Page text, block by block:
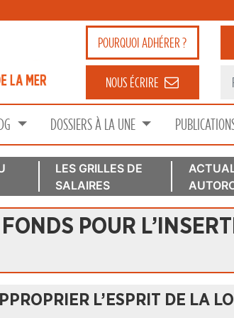
POURQUOIADHÉRER ?
NOUS ÉCRIRE
DOSSIERS À LA UNE
LES GRILLES DE
SALAIRES
POUR
L’ESPRIT DE LA